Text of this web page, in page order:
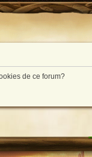
de ce forum?